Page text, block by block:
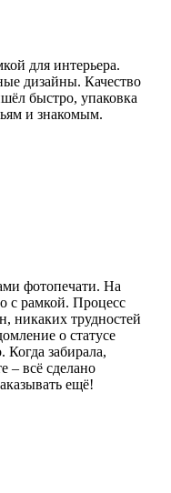
для интерьера.
дизайны. Качество
быстро, упаковка
и знакомым.
фотопечати. На
с рамкой. Процесс
никаких трудностей
о статусе
Когда забирала,
– всё сделано
ещё!